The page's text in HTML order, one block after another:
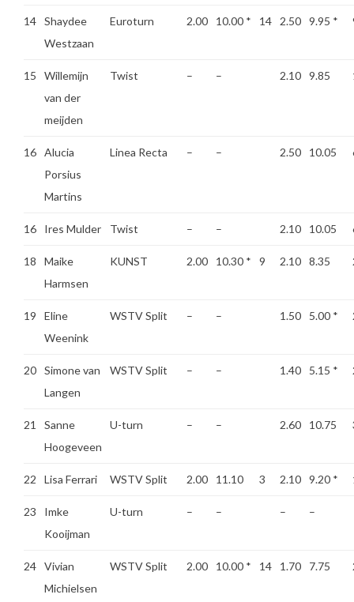
14 Shaydee
Westzaan
Euroturn 2.00 10.00 * 14 2.50 9.95 *
15
Willemijn
van der
meijden
Twist – – 2.10 9.85
16 Alucia
Porsius
Martins
Linea Recta – – 2.50 10.05
16 Ires Mulder Twist – – 2.10 10.05
18
Maike
Harmsen
KUNST 2.00 10.30 * 9 2.10 8.35
19
Eline
Weenink
WSTV Split – – 1.50 5.00 *
20 Simone van
Langen
WSTV Split – – 1.40 5.15 *
21
Sanne
Hoogeveen
U-turn – – 2.60 10.75
22 Lisa Ferrari WSTV Split 2.00 11.10 3 2.10 9.20 *
23
Imke
Kooijman
U-turn – – – –
24 Vivian
Michielsen
WSTV Split 2.00 10.00 * 14 1.70 7.75